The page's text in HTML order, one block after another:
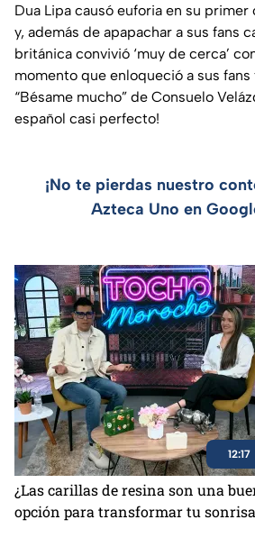
Dua Lipa causó euforia en su
y, además de apapachar a sus fans
británica convivió ‘muy de cerca’
momento que enloqueció a sus
“Bésame mucho” de Consuelo
español casi perfecto!
¡No te pierdas nuestro
Azteca Uno en
12:17
¿Las carillas de resina son una
opción para transformar tu